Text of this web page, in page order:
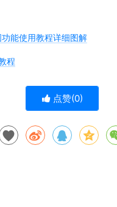
能使用教程详细图解
程
点赞(0)